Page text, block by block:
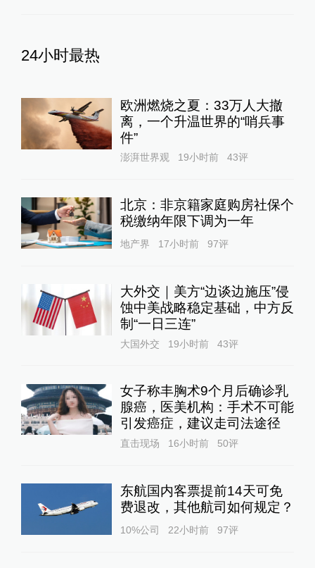
24小时最热
欧洲燃烧之夏：33万人大撤
离，一个升温世界的“哨兵事
件”
澎湃世界观 19小时前 43评
北京：非京籍家庭购房社保个
税缴纳年限下调为一年
地产界 17小时前 97评
大外交｜美方“边谈边施压”侵
蚀中美战略稳定基础，中方反
制“一日三连”
大国外交 19小时前 43评
女子称丰胸术9个月后确诊乳
腺癌，医美机构：手术不可能
引发癌症，建议走司法途径
直击现场 16小时前 50评
东航国内客票提前14天可免
费退改，其他航司如何规定？
10%公司 22小时前 97评